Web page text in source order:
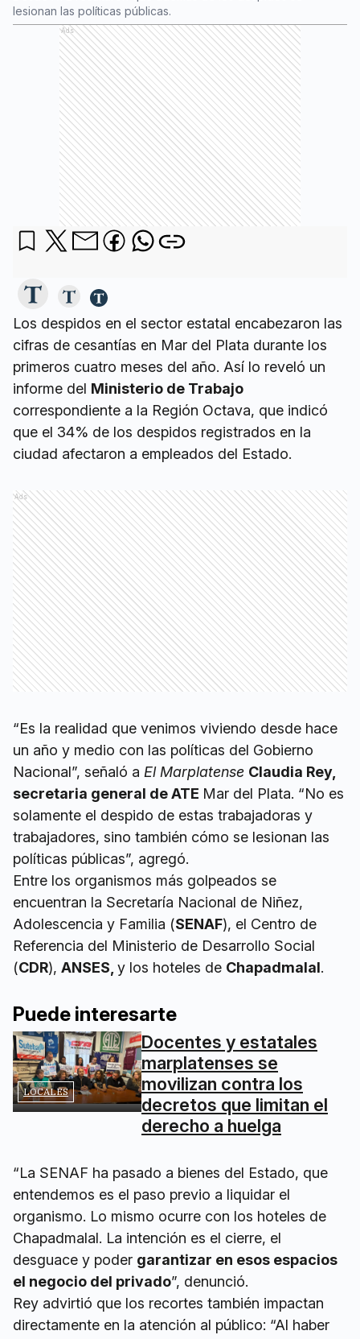
lesionan las políticas públicas.
Ads
Los despidos en el sector estatal encabezaron las
cifras de cesantías en Mar del Plata durante los
primeros cuatro meses del año. Así lo reveló un
informe del Ministerio de Trabajo
correspondiente a la Región Octava, que indicó
que el 34% de los despidos registrados en la
ciudad afectaron a empleados del Estado.
Ads
“Es la realidad que venimos viviendo desde hace
un año y medio con las políticas del Gobierno
Nacional”, señaló a El Marplatense Claudia Rey,
secretaria general de ATE Mar del Plata. “No es
solamente el despido de estas trabajadoras y
trabajadores, sino también cómo se lesionan las
políticas públicas”, agregó.
Entre los organismos más golpeados se
encuentran la Secretaría Nacional de Niñez,
Adolescencia y Familia (SENAF), el Centro de
Referencia del Ministerio de Desarrollo Social
(CDR), ANSES, y los hoteles de Chapadmalal.
Puede interesarte
LOCALES
Docentes y estatales
marplatenses se
movilizan contra los
decretos que limitan el
derecho a huelga
“La SENAF ha pasado a bienes del Estado, que
entendemos es el paso previo a liquidar el
organismo. Lo mismo ocurre con los hoteles de
Chapadmalal. La intención es el cierre, el
desguace y poder garantizar en esos espacios
el negocio del privado”, denunció.
Rey advirtió que los recortes también impactan
directamente en la atención al público: “Al haber